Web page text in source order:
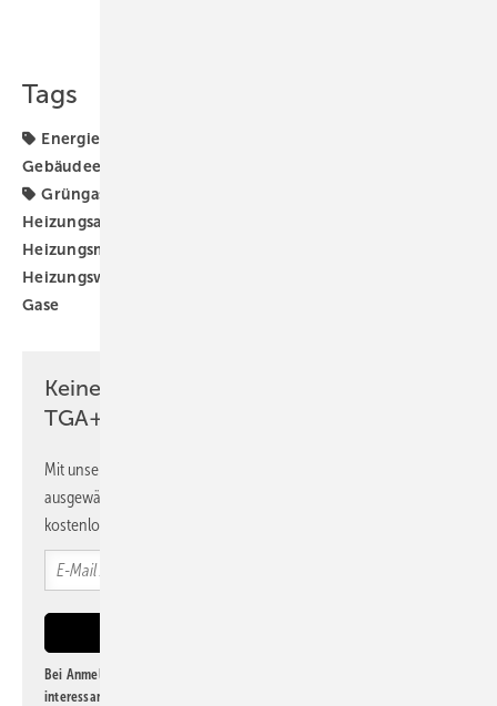
Tags
Energieträger
Gebäudeenergiegesetz
Grüngas
Heizungsaustausch
Heizungsmodernisierung
Heizungswende
Gase
Keine Zeit? Kein Problem mit dem
TGA+E Newsletter!
Mit unserem Newsletter erhalten Sie regelmäßig von uns
ausgewählte Informationen und Neuigkeiten, gebündelt und
kostenlos direkt ins Postfach.
Bei Anmeldung zu diesem Newsletter bin ich damit einverstanden, über
interessante Verlags- und Online-Angebote